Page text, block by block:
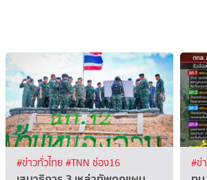
#ข่าวทั่วไทย#TNN ช่อง16 #ข่